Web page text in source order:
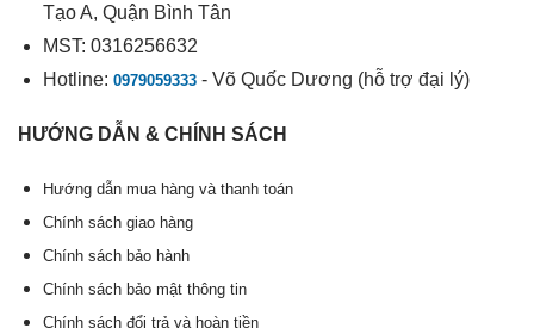
Tạo A, Quận Bình Tân
MST: 0316256632
Hotline: 0979059333- Võ Quốc Dương (hỗ trợ đại lý)
HƯỚNG DẪN & CHÍNH SÁCH
Hướng dẫn mua hàng và thanh toán
Chính sách giao hàng
Chính sách bảo hành
Chính sách bảo mật thông tin
Chính sách đổi trả và hoàn tiền